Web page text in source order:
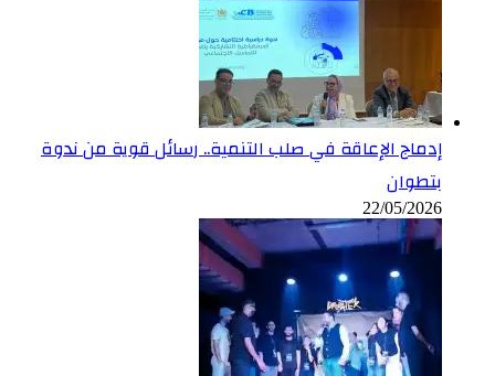
إدماج الإعاقة في صلب التنمية.. رسائل قوية من ندوة
بتطوان
22/05/2026